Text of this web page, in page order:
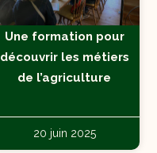
Une formation pour
découvrir les métiers
de l’agriculture
20 juin 2025